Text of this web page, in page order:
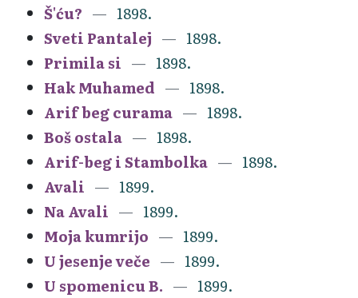
Š'ću?
1898.
Sveti Pantalej
1898.
Primila si
1898.
Hak Muhamed
1898.
Arif beg curama
1898.
Boš ostala
1898.
Arif-beg i Stambolka
1898.
Avali
1899.
Na Avali
1899.
Moja kumrijo
1899.
U jesenje veče
1899.
U spomenicu B.
1899.